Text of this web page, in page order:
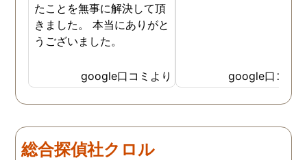
たことを無事に解決して頂
きました。 本当にありがと
うございました。
google口コミより google口コミ
総合探偵社クロル